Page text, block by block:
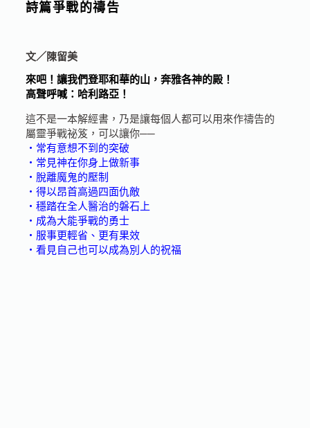
詩篇爭戰的禱告
文／陳留美
來吧！讓我們登耶和華的山，奔雅各神的殿！
高聲呼喊：哈利路亞！
這不是一本解經書，乃是讓每個人都可以用來作禱告的
屬靈爭戰祕笈，可以讓你──
‧常有意想不到的突破
‧常見神在你身上做新事
‧脫離魔鬼的壓制
‧得以昂首高過四面仇敵
‧穩踏在全人醫治的磐石上
‧成為大能爭戰的勇士
‧服事更輕省、更有果效
‧看見自己也可以成為別人的祝福